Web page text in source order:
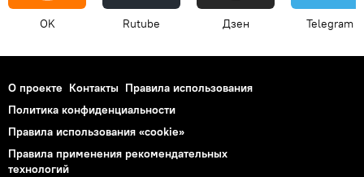
OK Rutube Дзен Telegram
О проекте Контакты Правила использования
Политика конфиденциальности
Правила использования «cookie»
Правила применения рекомендательных
технологий